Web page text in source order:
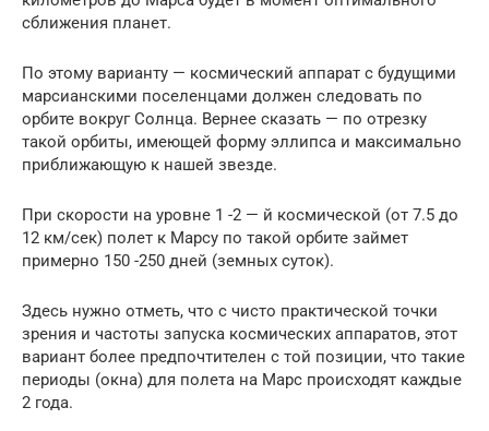
сближения планет.
По этому варианту — космический аппарат с будущими
марсианскими поселенцами должен следовать по
орбите вокруг Солнца. Вернее сказать — по отрезку
такой орбиты, имеющей форму эллипса и максимально
приближающую к нашей звезде.
При скорости на уровне 1 -2 — й космической (от 7.5 до
12 км/сек) полет к Марсу по такой орбите займет
примерно 150 -250 дней (земных суток).
Здесь нужно отметь, что с чисто практической точки
зрения и частоты запуска космических аппаратов, этот
вариант более предпочтителен с той позиции, что такие
периоды (окна) для полета на Марс происходят каждые
2 года.